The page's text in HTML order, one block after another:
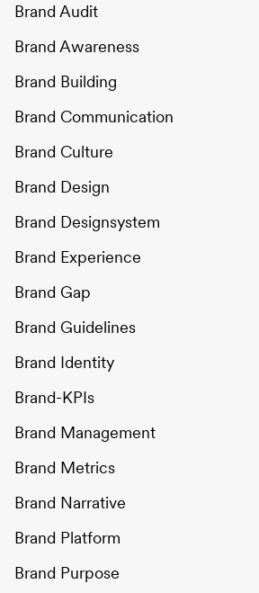
Brand Audit
Brand Awareness
Brand Building
Brand Communication
Brand Culture
Brand Design
Brand Designsystem
Brand Experience
Brand Gap
Brand Guidelines
Brand Identity
Brand-KPIs
Brand Management
Brand Metrics
Brand Narrative
Brand Platform
Brand Purpose